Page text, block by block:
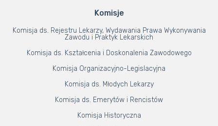
Komisje
Komisja ds. Rejestru Lekarzy, Wydawania Prawa Wykonywania
Zawodu i Praktyk Lekarskich
Komisja ds. Kształcenia i Doskonalenia Zawodowego
Komisja Organizacyjno-Legislacyjna
Komisja ds. Młodych Lekarzy
Komisja ds. Emerytów i Rencistów
Komisja Historyczna